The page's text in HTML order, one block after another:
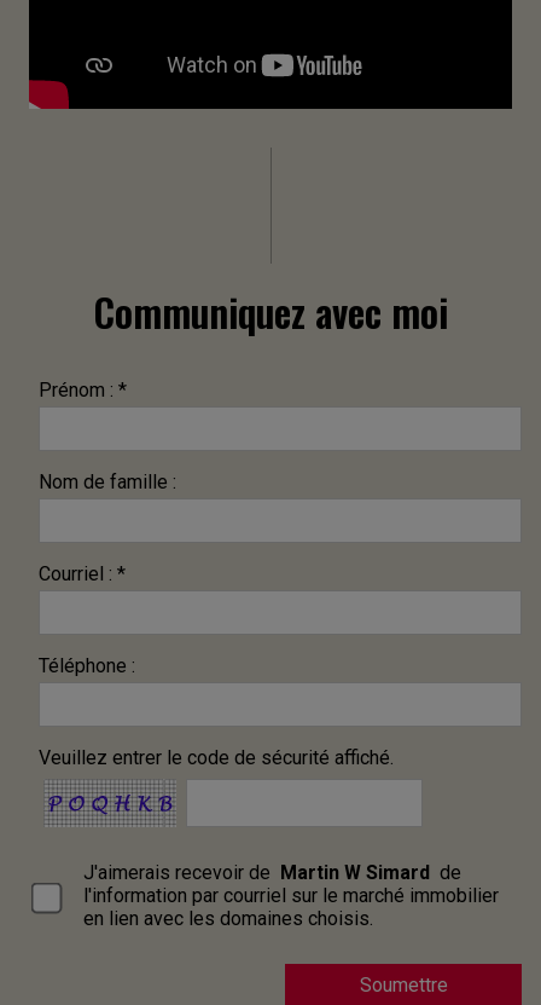
Communiquez avec moi
Prénom : *
Nom de famille :
Courriel : *
Téléphone :
Veuillez entrer le code de sécurité affiché.
J'aimerais recevoir de Martin W Simard de
l'information par courriel sur le marché immobilier
en lien avec les domaines choisis.